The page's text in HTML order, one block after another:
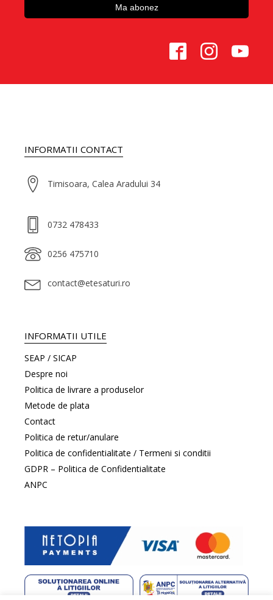
INFORMATII CONTACT
Timisoara, Calea Aradului 34
0732 478433
0256 475710
contact@etesaturi.ro
INFORMATII UTILE
SEAP / SICAP
Despre noi
Politica de livrare a produselor
Metode de plata
Contact
Politica de retur/anulare
Politica de confidentialitate / Termeni si conditii
GDPR – Politica de Confidentialitate
ANPC